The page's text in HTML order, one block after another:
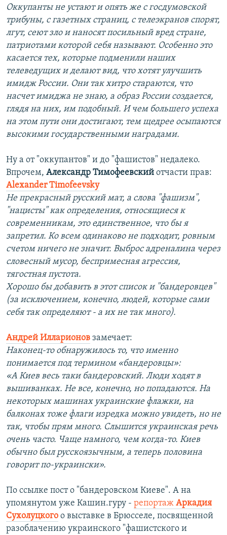
Оккупанты не устают и опять же с госдумовской
трибуны, с газетных страниц, с телеэкранов спорят,
лгут, сеют зло и наносят посильный вред стране,
патриотами которой себя называют. Особенно это
касается тех, которые подменили наших
телеведущих и делают вид, что хотят улучшить
имидж России. Они так хитро стараются, что
насчет имиджа не знаю, а образ России создается,
глядя на них, им подобный. И чем большего успеха
на этом пути они достигают, тем щедрее осыпаются
высокими государственными наградами.
Ну а от "оккупантов" и до "фашистов" недалеко.
Впрочем, Александр Тимофеевский отчасти прав:
Alexander Timofeevsky
Не прекрасный русский мат, а слова "фашизм",
"нацисты" как определения, относящиеся к
современникам, это единственное, что бы я
запретил. Ко всем одинаково не подходит, ровным
счетом ничего не значит. Выброс адреналина через
словесный мусор, беспримесная агрессия,
тягостная пустота.
Хорошо бы добавить в этот список и "бандеровцев"
(за исключением, конечно, людей, которые сами
себя так определяют - а их не так много).
Андрей Илларионов замечает:
Наконец-то обнаружилось то, что именно
понимается под термином «бандеровцы»:
«А Киев весь таки бандеровский. Люди ходят в
вышиванках. Не все, конечно, но попадаются. На
некоторых машинах украинские флажки, на
балконах тоже флаги изредка можно увидеть, но не
так, чтобы прям много. Слышится украинская речь
очень часто. Чаще намного, чем когда-то. Киев
обычно был русскоязычным, а теперь половина
говорит по-украински».
По ссылке пост о "бандеровском Киеве". А на
упомянутом уже Кашин.гуру - репортаж Аркадия
Сухолуцкого о выставке в Брюсселе, посвященной
разоблачению украинского "фашистского и